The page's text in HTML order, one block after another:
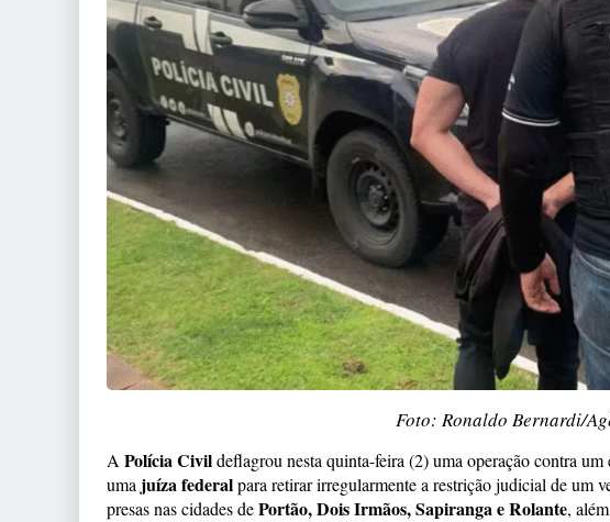
Foto: Ronaldo Bernardi/
A Polícia Civildeflagrou nesta quinta-feira (2) uma operação contra
uma juíza federalpara retirar irregularmente a restrição judicial de um
presas nas cidades dePortão, Dois Irmãos, Sapiranga e Rolante,